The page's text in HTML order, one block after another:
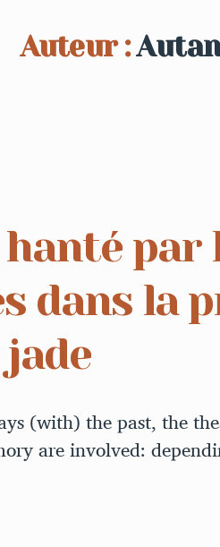
Auteur :
par
dans la
(with) the past, the
are involved: